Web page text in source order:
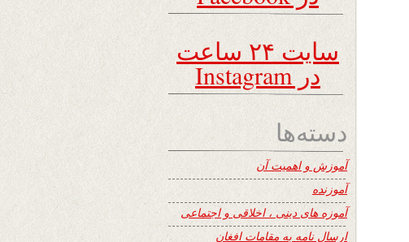
سایت ۲۴ ساعت
در Instagram
دسته‌ها
آموزش و اهمیت آن
آموزنده
آموزه های دینی ، اخلاقی و اجتماعی
ارسال نامه به مقامات افغان